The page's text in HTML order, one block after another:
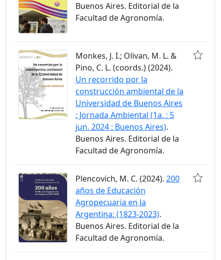
Buenos Aires. Editorial de la
Facultad de Agronomía.
Monkes, J. I.; Olivan, M. L. &
Pino, C. L. (coords.) (2024).
Un recorrido por la
construcción ambiental de la
Universidad de Buenos Aires
: Jornada Ambiental (1a. : 5
jun. 2024 : Buenos Aires).
Buenos Aires. Editorial de la
Facultad de Agronomía.
Plencovich, M. C. (2024). 200
años de Educación
Agropecuaria en la
Argentina: (1823-2023).
Buenos Aires. Editorial de la
Facultad de Agronomía.